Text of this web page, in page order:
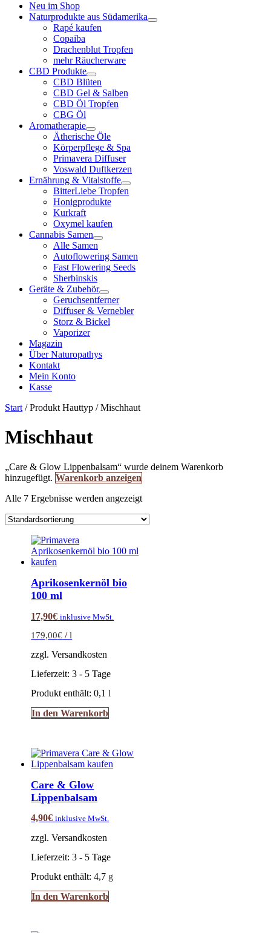
Neu im Shop
Naturprodukte aus Südamerika
Rapé kaufen
Copaiba
Drachenblut Tropfen
mehr Räucherware
CBD Produkte
CBD Blüten
CBD Gel & Salben
CBD Öl Tropfen
CBG Öl
Aromatherapie
Ätherische Öle
Körperpflege & Spa
Primavera Diffuser
Voswald Duftkerzen
Ernährung & Vitalstoffe
BitterLiebe Tropfen
Honigprodukte
Kurkraft
Oxymel kaufen
Cannabis Samen
Alle Samen
Autoflowering Samen
Fast Flowering Seeds
Sherbinskis
Geräte & Zubehör
Geruchsentferner
Diffuser & Vernebler
Storz & Bickel
Vaporizer
Magazin
Über Naturopathys
Kontakt
Mein Konto
Kasse
Start / Produkt Hauttyp / Mischhaut
Mischhaut
„Care & Glow Lippenbalsam“ wurde deinem Warenkorb
hinzugefügt. Warenkorb anzeigen
Alle 7 Ergebnisse werden angezeigt
Aprikosenkernöl bio
100 ml
17,90€ inklusive MwSt.
179,00€ /l
zzgl. Versandkosten
Lieferzeit:3 - 5 Tage
Produkt enthält: 0,1l
In den Warenkorb
Care & Glow
Lippenbalsam
4,90€ inklusive MwSt.
zzgl. Versandkosten
Lieferzeit:3 - 5 Tage
Produkt enthält: 4,7 g
In den Warenkorb